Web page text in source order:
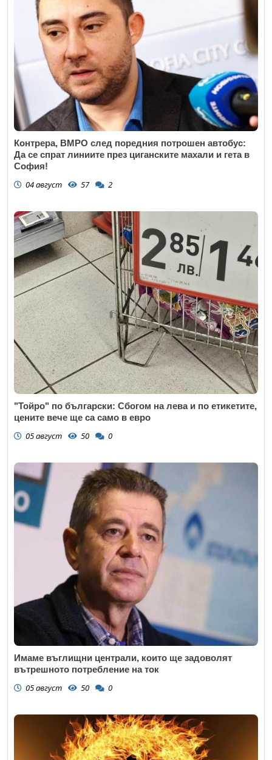
Контрера, ВМРО след поредния потрошен автобус:
Да се спрат линиите през циганските махали и гета в
София!
04 август 57 2
"Тойро" по български: Сбогом на лева и по етикетите,
цените вече ще са само в евро
05 август 50 0
Имаме въглищни централи, които ще задоволят
вътрешното потребление на ток
05 август 50 0